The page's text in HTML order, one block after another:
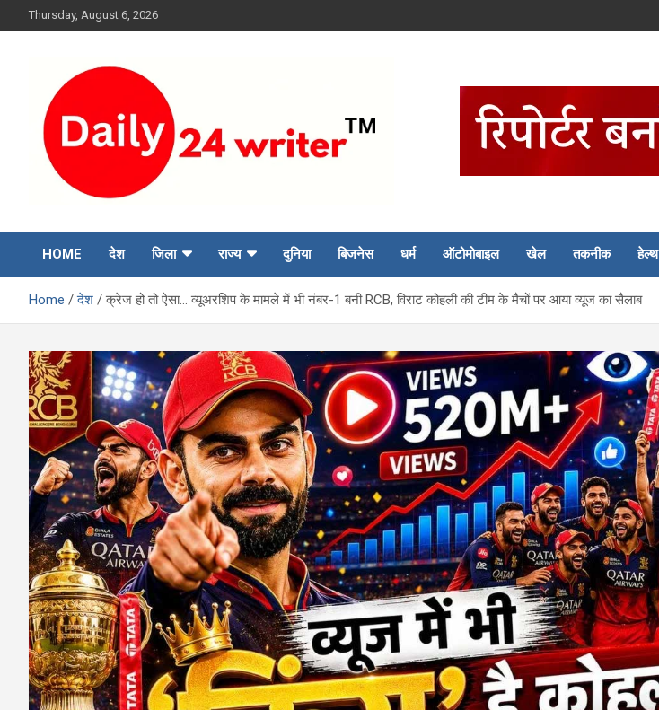
to
Thursday, August 6, 2026
HOME देश जिला राज्य दुनिया बिजनेस धर्म ऑटोमोबाइल खेल तकनीक हेल्थ
Home देश क्रेज हो तो ऐसा… व्यूअरशिप के मामले में भी नंबर-1 बनी RCB, विराट कोहली की टीम के मैचों पर आया व्यूज का सैलाब